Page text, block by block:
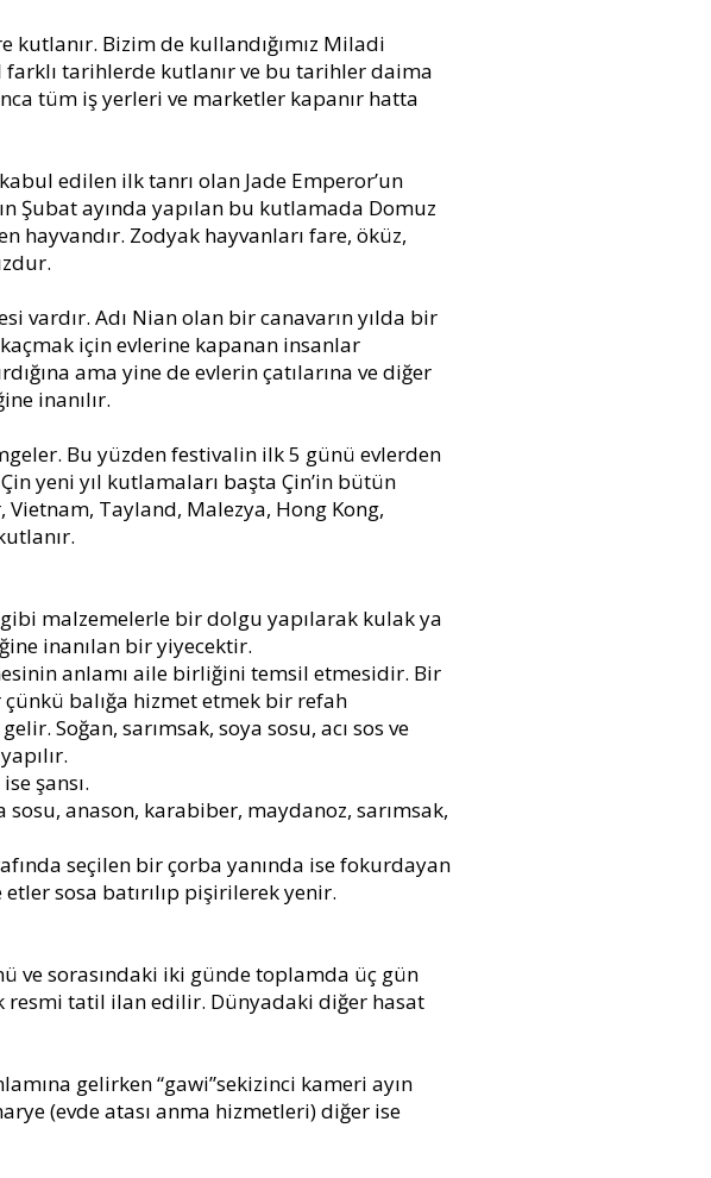
kutlanır. Bizim de kullandığımız Miladi
farklı tarihlerde kutlanır ve bu tarihler daima
tüm iş yerleri ve marketler kapanır hatta
edilen ilk tanrı olan Jade Emperor’un
Şubat ayında yapılan bu kutlamada Domuz
hayvandır. Zodyak hayvanları fare, öküz,
vardır. Adı Nian olan bir canavarın yılda bir
için evlerine kapanan insanlar
ama yine de evlerin çatılarına ve diğer
inanılır.
Bu yüzden festivalin ilk 5 günü evlerden
yeni yıl kutlamaları başta Çin’in bütün
Tayland, Malezya, Hong Kong,
gibi malzemelerle bir dolgu yapılarak kulak ya
inanılan bir yiyecektir.
anlamı aile birliğini temsil etmesidir. Bir
balığa hizmet etmek bir refah
Soğan, sarımsak, soya sosu, acı sos ve
şansı.
anason, karabiber, maydanoz, sarımsak,
seçilen bir çorba yanında ise fokurdayan
sosa batırılıp pişirilerek yenir.
ve sorasındaki iki günde toplamda üç gün
resmi tatil ilan edilir. Dünyadaki diğer hasat
gelirken “gawi”sekizinci kameri ayın
(evde atası anma hizmetleri) diğer ise